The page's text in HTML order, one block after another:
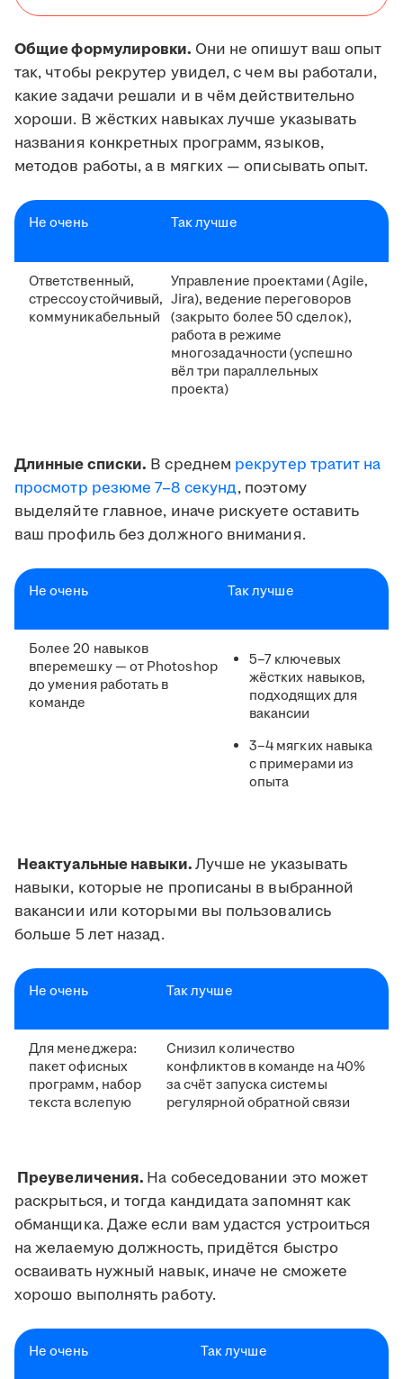
Общие формулировки. Они не опишут ваш опыт
так, чтобы рекрутер увидел, с чем вы работали,
какие задачи решали и в чём действительно
хороши. В жёстких навыках лучше указывать
названия конкретных программ, языков,
методов работы, а в мягких — описывать опыт.
Не очень Так лучше
Ответственный,
стрессоустойчивый,
коммуникабельный
Управление проектами (Agile,
Jira), ведение переговоров
(закрыто более 50 сделок),
работа в режиме
многозадачности (успешно
вёл три параллельных
проекта)
Длинные списки. В среднем рекрутер тратит на
просмотр резюме 7–8 секунд, поэтому
выделяйте главное, иначе рискуете оставить
ваш профиль без должного внимания.
Не очень Так лучше
Более 20 навыков
вперемешку — от Photoshop
до умения работать в
команде
5–7 ключевых
жёстких навыков,
подходящих для
вакансии
3–4 мягких навыка
с примерами из
опыта
Неактуальные навыки.Лучше не указывать
навыки, которые не прописаны в выбранной
вакансии или которыми вы пользовались
больше 5 лет назад.
Не очень Так лучше
Для менеджера:
пакет офисных
программ, набор
текста вслепую
Снизил количество
конфликтов в команде на 40%
за счёт запуска системы
регулярной обратной связи
Преувеличения. На собеседовании это может
раскрыться, и тогда кандидата запомнят как
обманщика. Даже если вам удастся устроиться
на желаемую должность, придётся быстро
осваивать нужный навык, иначе не сможете
хорошо выполнять работу.
Не очень Так лучше